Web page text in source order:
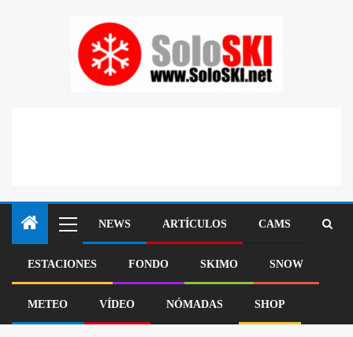
NEWS ARTÍCULOS CAMS
ESTACIONES FONDO SKIMO SNOW
METEO VÍDEO NÓMADAS SHOP